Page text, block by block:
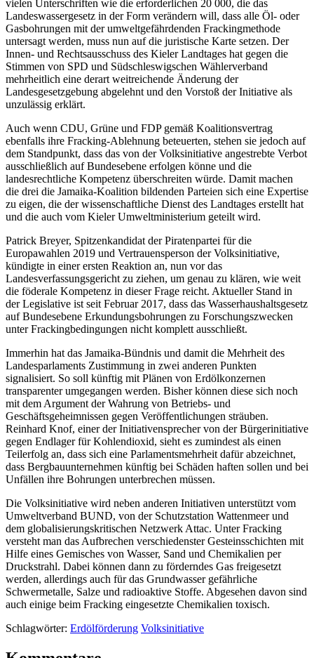
vielen Unterschriften wie die erforderlichen 20 000, die das
Landeswassergesetz in der Form verändern will, dass alle Öl- oder
Gasbohrungen mit der umweltgefährdenden Frackingmethode
untersagt werden, muss nun auf die juristische Karte setzen. Der
Innen- und Rechtsausschuss des Kieler Landtages hat gegen die
Stimmen von SPD und Südschleswigschen Wählerverband
mehrheitlich eine derart weitreichende Änderung der
Landesgesetzgebung abgelehnt und den Vorstoß der Initiative als
unzulässig erklärt.
Auch wenn CDU, Grüne und FDP gemäß Koalitionsvertrag
ebenfalls ihre Fracking-Ablehnung beteuerten, stehen sie jedoch auf
dem Standpunkt, dass das von der Volksinitiative angestrebte Verbot
ausschließlich auf Bundesebene erfolgen könne und die
landesrechtliche Kompetenz überschreiten würde. Damit machen
die drei die Jamaika-Koalition bildenden Parteien sich eine Expertise
zu eigen, die der wissenschaftliche Dienst des Landtages erstellt hat
und die auch vom Kieler Umweltministerium geteilt wird.
Patrick Breyer, Spitzenkandidat der Piratenpartei für die
Europawahlen 2019 und Vertrauensperson der Volksinitiative,
kündigte in einer ersten Reaktion an, nun vor das
Landesverfassungsgericht zu ziehen, um genau zu klären, wie weit
die föderale Kompetenz in dieser Frage reicht. Aktueller Stand in
der Legislative ist seit Februar 2017, dass das Wasserhaushaltsgesetz
auf Bundesebene Erkundungsbohrungen zu Forschungszwecken
unter Frackingbedingungen nicht komplett ausschließt.
Immerhin hat das Jamaika-Bündnis und damit die Mehrheit des
Landesparlaments Zustimmung in zwei anderen Punkten
signalisiert. So soll künftig mit Plänen von Erdölkonzernen
transparenter umgegangen werden. Bisher können diese sich noch
mit dem Argument der Wahrung von Betriebs- und
Geschäftsgeheimnissen gegen Veröffentlichungen sträuben.
Reinhard Knof, einer der Initiativensprecher von der Bürgerinitiative
gegen Endlager für Kohlendioxid, sieht es zumindest als einen
Teilerfolg an, dass sich eine Parlamentsmehrheit dafür abzeichnet,
dass Bergbauunternehmen künftig bei Schäden haften sollen und bei
Unfällen ihre Bohrungen unterbrechen müssen.
Die Volksinitiative wird neben anderen Initiativen unterstützt vom
Umweltverband BUND, von der Schutzstation Wattenmeer und
dem globalisierungskritischen Netzwerk Attac. Unter Fracking
versteht man das Aufbrechen verschiedenster Gesteinsschichten mit
Hilfe eines Gemisches von Wasser, Sand und Chemikalien per
Druckstrahl. Dabei können dann zu förderndes Gas freigesetzt
werden, allerdings auch für das Grundwasser gefährliche
Schwermetalle, Salze und radioaktive Stoffe. Abgesehen davon sind
auch einige beim Fracking eingesetzte Chemikalien toxisch.
Schlagwörter: Erdölförderung Volksinitiative